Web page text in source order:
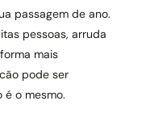
passagem de ano.
pessoas, arruda
mais
pode ser
é o mesmo.